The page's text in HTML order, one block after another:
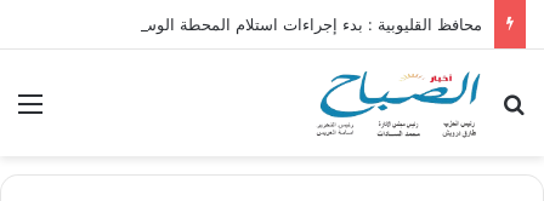
بحث عن